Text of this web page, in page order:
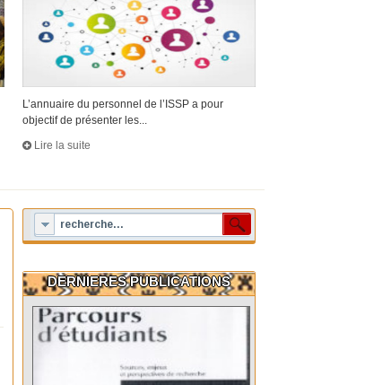
L’annuaire du personnel de l’ISSP a pour
objectif de présenter les...
Lire la suite
DERNIERES PUBLICATIONS